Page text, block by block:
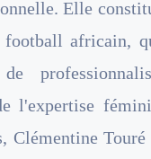
Elle
africain,
de
l'expertise
Clémentine